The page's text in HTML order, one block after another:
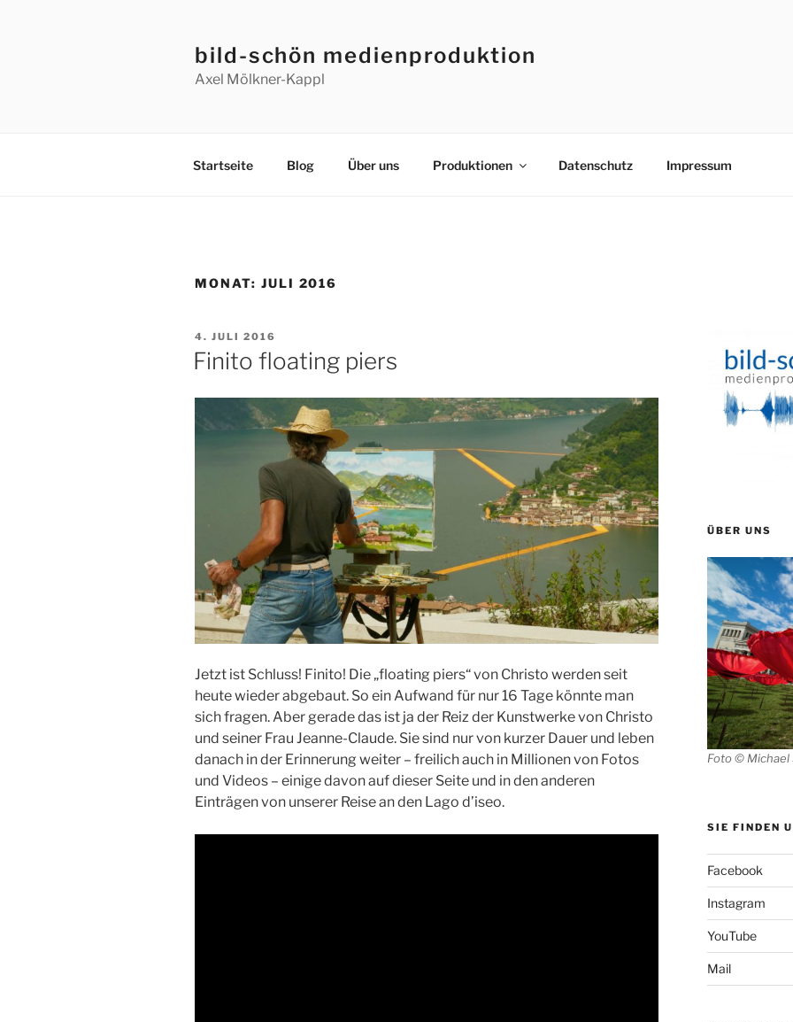
bild-schön medienproduktion
Axel Mölkner-Kappl
Startseite Blog Über uns Produktionen Datenschutz Impressum
MONAT: JULI 2016
VERÖFFENTLICHT
AM
4. JULI 2016
Finito floating piers
Jetzt ist Schluss! Finito! Die „floating piers“ von Christo werden seit
heute wieder abgebaut. So ein Aufwand für nur 16 Tage könnte man
sich fragen. Aber gerade das ist ja der Reiz der Kunstwerke von Christo
und seiner Frau Jeanne-Claude. Sie sind nur von kurzer Dauer und leben
danach in der Erinnerung weiter – freilich auch in Millionen von Fotos
und Videos – einige davon auf dieser Seite und in den anderen
Einträgen von unserer Reise an den Lago d’iseo.
ÜBER UNS
Foto © Michael
SIE FINDEN
Facebook
Instagram
YouTube
Mail